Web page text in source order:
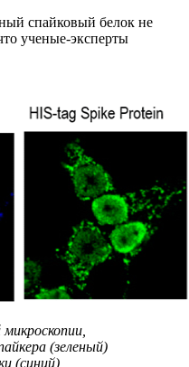
спайковый белок не
ученые-эксперты
(зеленый)
(синий)